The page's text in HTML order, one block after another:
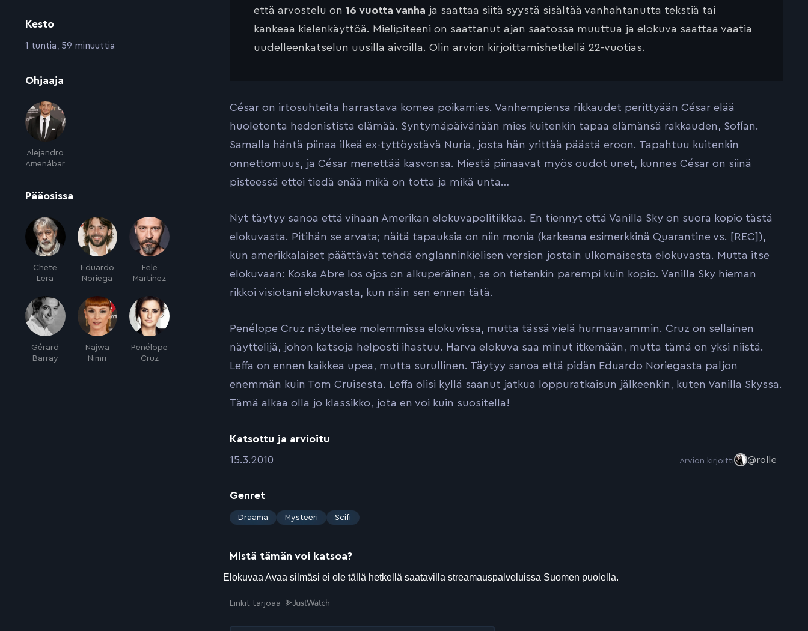
Kesto
:1 tuntia, 59 minuuttia
Ohjaaja
Alejandro
Amenábar
Pääosissa
Chete
Lera
Eduardo
Noriega
Fele
Martínez
Gérard
Barray
Najwa
Nimri
Penélope
Cruz
että arvostelu on 16 vuotta vanha ja saattaa siitä syystä sisältää vanhahtanutta tekstiä tai
kankeaa kielenkäyttöä. Mielipiteeni on saattanut ajan saatossa muuttua ja elokuva saattaa vaatia
uudelleenkatselun uusilla aivoilla. Olin arvion kirjoittamishetkellä 22-vuotias.
César on irtosuhteita harrastava komea poikamies. Vanhempiensa rikkaudet perittyään César elää
huoletonta hedonistista elämää. Syntymäpäivänään mies kuitenkin tapaa elämänsä rakkauden, Sofí­an.
Samalla häntä piinaa ilkeä ex-tyttöystävä Nuria, josta hän yrittää päästä eroon. Tapahtuu kuitenkin
onnettomuus, ja César menettää kasvonsa. Miestä piinaavat myös oudot unet, kunnes César on siinä
pisteessä ettei tiedä enää mikä on totta ja mikä unta…
Nyt täytyy sanoa että vihaan Amerikan elokuvapolitiikkaa. En tiennyt että Vanilla Sky on suora kopio tästä
elokuvasta. Pitihän se arvata; näitä tapauksia on niin monia (karkeana esimerkkinä Quarantine vs. [REC]),
kun amerikkalaiset päättävät tehdä englanninkielisen version jostain ulkomaisesta elokuvasta. Mutta itse
elokuvaan: Koska Abre los ojos on alkuperäinen, se on tietenkin parempi kuin kopio. Vanilla Sky hieman
rikkoi visiotani elokuvasta, kun näin sen ennen tätä.
Penélope Cruz näyttelee molemmissa elokuvissa, mutta tässä vielä hurmaavammin. Cruz on sellainen
näyttelijä, johon katsoja helposti ihastuu. Harva elokuva saa minut itkemään, mutta tämä on yksi niistä.
Leffa on ennen kaikkea upea, mutta surullinen. Täytyy sanoa että pidän Eduardo Noriegasta paljon
enemmän kuin Tom Cruisesta. Leffa olisi kyllä saanut jatkua loppuratkaisun jälkeenkin, kuten Vanilla Skyssa.
Tämä alkaa olla jo klassikko, jota en voi kuin suositella!
Katsottu ja arvioitu
:15.3.2010 Arvion kirjoitti @rolle
Genret
:
Draama Mysteeri Scifi
Mistä tämän voi katsoa?
Linkit tarjoaa